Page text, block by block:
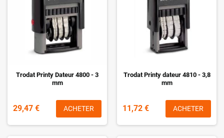
Trodat Printy Dateur 4800 - 3
mm
29,47 € ACHETER
Trodat Printy dateur 4810 - 3,8
mm
11,72 € ACHETER